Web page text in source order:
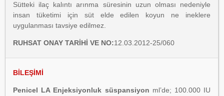
Sütteki ilaç kalıntı arınma süresinin uzun olması nedeniyle
insan tüketimi için süt elde edilen koyun ne ineklere
uygulanması tavsiye edilmez.
RUHSAT ONAY TARİHİ VE NO:12.03.2012-25/060
BİLEŞİMİ
Penicel LA Enjeksiyonluk süspansiyon ml’de; 100.000 IU